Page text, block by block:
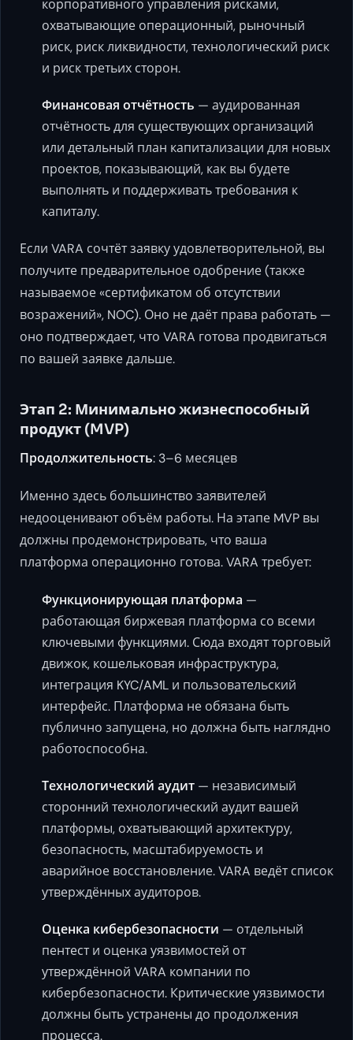
корпоративного управления рисками,
охватывающие операционный, рыночный
риск, риск ликвидности, технологический риск
и риск третьих сторон.
Финансовая отчётность — аудированная
отчётность для существующих организаций
или детальный план капитализации для новых
проектов, показывающий, как вы будете
выполнять и поддерживать требования к
капиталу.
Если VARA сочтёт заявку удовлетворительной, вы
получите предварительное одобрение (также
называемое «сертификатом об отсутствии
возражений», NOC). Оно не даёт права работать —
оно подтверждает, что VARA готова продвигаться
по вашей заявке дальше.
Этап 2: Минимально жизнеспособный
продукт (MVP)
Продолжительность: 3–6 месяцев
Именно здесь большинство заявителей
недооценивают объём работы. На этапе MVP вы
должны продемонстрировать, что ваша
платформа операционно готова. VARA требует:
Функционирующая платформа —
работающая биржевая платформа со всеми
ключевыми функциями. Сюда входят торговый
движок, кошельковая инфраструктура,
интеграция KYC/AML и пользовательский
интерфейс. Платформа не обязана быть
публично запущена, но должна быть наглядно
работоспособна.
Технологический аудит — независимый
сторонний технологический аудит вашей
платформы, охватывающий архитектуру,
безопасность, масштабируемость и
аварийное восстановление. VARA ведёт список
утверждённых аудиторов.
Оценка кибербезопасности — отдельный
пентест и оценка уязвимостей от
утверждённой VARA компании по
кибербезопасности. Критические уязвимости
должны быть устранены до продолжения
процесса.